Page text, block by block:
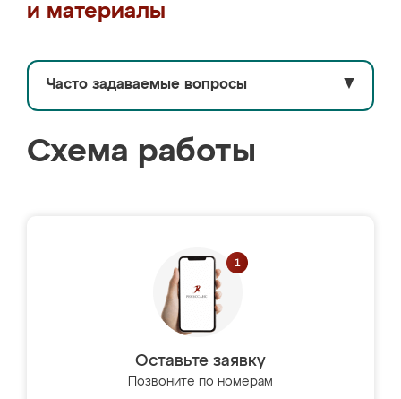
и материалы
Часто задаваемые вопросы ▼
Схема работы
Оставьте заявку
Позвоните по номерам